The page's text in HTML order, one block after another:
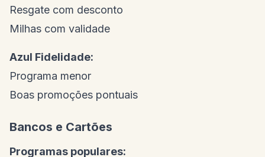
Resgate com desconto
Milhas com validade
Azul Fidelidade:
Programa menor
Boas promoções pontuais
Bancos e Cartões
Programas populares: